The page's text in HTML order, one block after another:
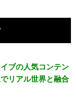
ブの人気コンテン
リアル世界と融合